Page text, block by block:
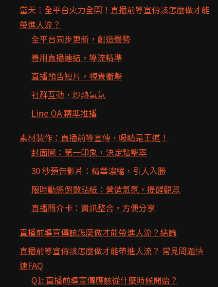
當天：全平台火力全開！直播前導宣傳該怎麼做才能
帶進人流？
全平台同步更新，創造聲勢
善用直播連結，導流精準
直播預告短片，視覺衝擊
社群互動，炒熱氣氛
Line OA 精準推播
素材製作：直播前導宣傳，吸睛是王道！
封面圖：第一印象，決定點擊率
30 秒預告影片：精華濃縮，引人入勝
限時動態倒數貼紙：營造氣氛，提醒觀眾
直播簡介卡：資訊整合，方便分享
直播前導宣傳該怎麼做才能帶進人流？結論
直播前導宣傳該怎麼做才能帶進人流？ 常見問題快
速FAQ
Q1: 直播前導宣傳應該從什麼時候開始？